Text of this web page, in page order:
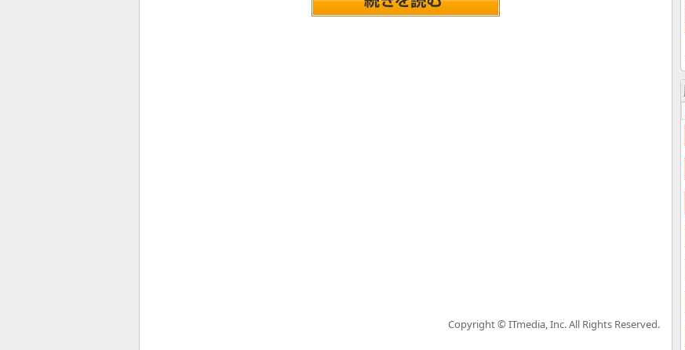
Copyright © ITmedia, Inc. All Rights Reserved.